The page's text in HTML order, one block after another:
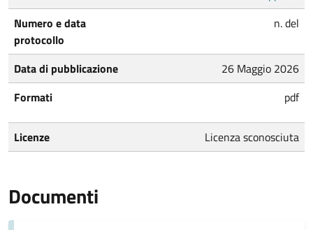
Numero e data
protocollo
n. del
Data di pubblicazione
26 Maggio 2026
Formati
pdf
Licenze Licenza sconosciuta
Documenti